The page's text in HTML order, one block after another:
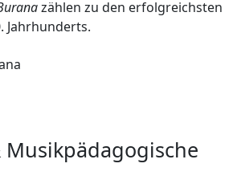
zählen zu den erfolgreichsten
Jahrhunderts.
Musikpädagogische